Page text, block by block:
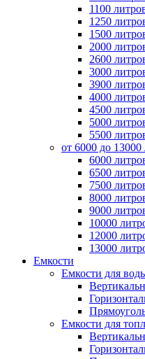
1100
1250
1500
2000
2600
3000
3900
4000
4500
5000
5500
от 6000 до 13000
6000
6500
7500
8000
9000
10000
12000
13000
Емкости
Емкости для
Емкости для